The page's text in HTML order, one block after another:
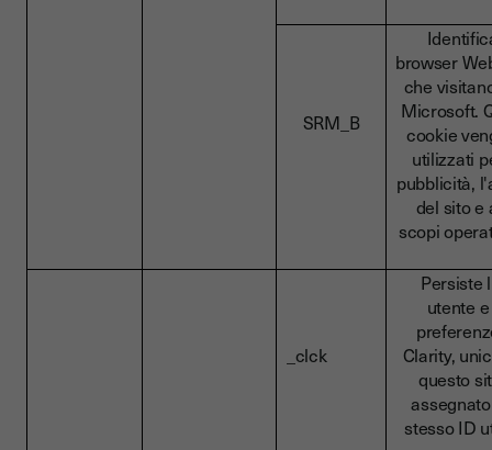
SRM_B
browser
che
Microsoft.
cookie
utilizzati
pubblicità,
del sito e
scopi
_clck
Persiste
utente
Clarity,
questo
stesso ID